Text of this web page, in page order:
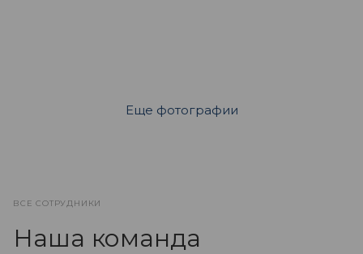
Еще фотографии
ВСЕ СОТРУДНИКИ
Наша команда